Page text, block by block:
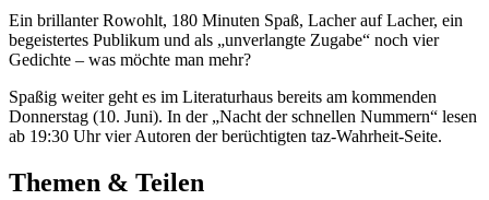
Ein brillanter Rowohlt, 180 Minuten Spaß, Lacher auf Lacher, ein
begeistertes Publikum und als „unverlangte Zugabe“ noch vier
Gedichte – was möchte man mehr?
Spaßig weiter geht es im Literaturhaus bereits am kommenden
Donnerstag (10. Juni). In der „Nacht der schnellen Nummern“ lesen
ab 19:30 Uhr vier Autoren der berüchtigten taz-Wahrheit-Seite.
Themen & Teilen